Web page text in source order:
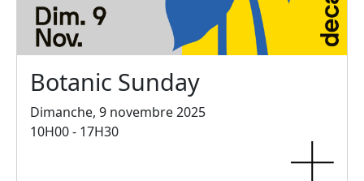
Botanic Sunday
Dimanche, 9 novembre 2025
10H00 - 17H30